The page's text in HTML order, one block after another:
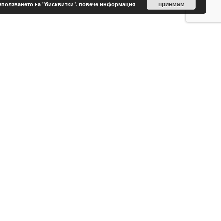
на "бисквитки". повече информация приемам